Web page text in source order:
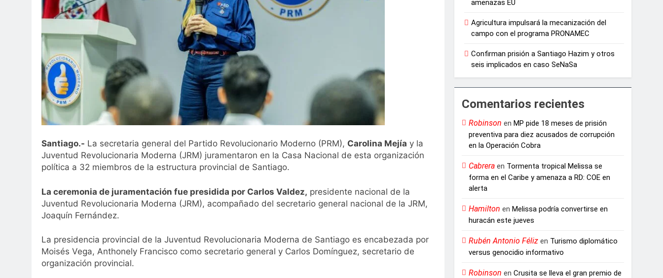
Santiago.- La secretaria general del Partido Revolucionario Moderno (PRM), Carolina Mejía y la
Juventud Revolucionaria Moderna (JRM) juramentaron en la Casa Nacional de esta organización
política a 32 miembros de la estructura provincial de Santiago.
La ceremonia de juramentación fue presidida por Carlos Valdez, presidente nacional de la
Juventud Revolucionaria Moderna (JRM), acompañado del secretario general nacional de la JRM,
Joaquín Fernández.
La presidencia provincial de la Juventud Revolucionaria Moderna de Santiago es encabezada por
Moisés Vega, Anthonely Francisco como secretario general y Carlos Domínguez, secretario de
organización provincial.
amenazas EU
Agricultura impulsará la mecanización del
campo con el programa PRONAMEC
Confirman prisión a Santiago Hazim y otros
seis implicados en caso SeNaSa
Comentarios recientes
Robinson enMP pide 18 meses de prisión
preventiva para diez acusados de corrupción
en la Operación Cobra
Cabrera en Tormenta tropical Melissa se
forma en el Caribe y amenaza a RD: COE en
alerta
Hamilton enMelissa podría convertirse en
huracán este jueves
Rubén Antonio Féliz en Turismo diplomático
versus genocidio informativo
Robinson enCrusita se lleva el gran premio de